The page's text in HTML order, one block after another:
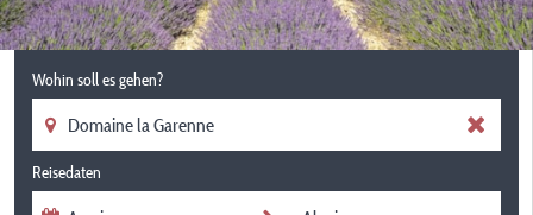
Wohin soll es gehen?
Reisedaten